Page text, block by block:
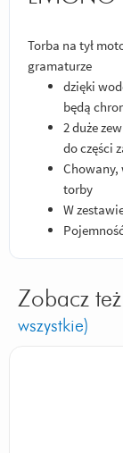
Torba na tył
gramaturze
dzięki
będą
2 duże
do części
Chowany,
torby
W
Zobacz
wszystkie)